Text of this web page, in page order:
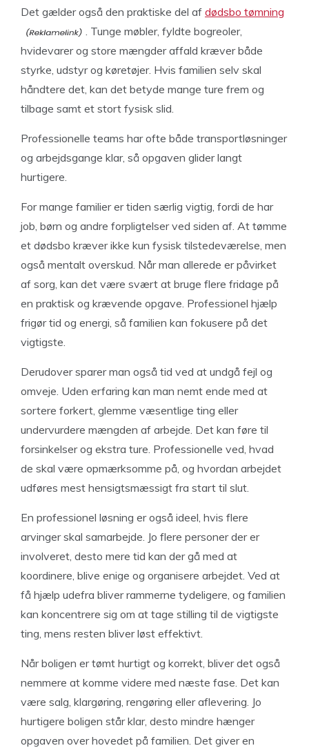
Det gælder også den praktiske del af dødsbo tømning
. Tunge møbler, fyldte bogreoler,
hvidevarer og store mængder affald kræver både
styrke, udstyr og køretøjer. Hvis familien selv skal
håndtere det, kan det betyde mange ture frem og
tilbage samt et stort fysisk slid.
Professionelle teams har ofte både transportløsninger
og arbejdsgange klar, så opgaven glider langt
hurtigere.
For mange familier er tiden særlig vigtig, fordi de har
job, børn og andre forpligtelser ved siden af. At tømme
et dødsbo kræver ikke kun fysisk tilstedeværelse, men
også mentalt overskud. Når man allerede er påvirket
af sorg, kan det være svært at bruge flere fridage på
en praktisk og krævende opgave. Professionel hjælp
frigør tid og energi, så familien kan fokusere på det
vigtigste.
Derudover sparer man også tid ved at undgå fejl og
omveje. Uden erfaring kan man nemt ende med at
sortere forkert, glemme væsentlige ting eller
undervurdere mængden af arbejde. Det kan føre til
forsinkelser og ekstra ture. Professionelle ved, hvad
de skal være opmærksomme på, og hvordan arbejdet
udføres mest hensigtsmæssigt fra start til slut.
En professionel løsning er også ideel, hvis flere
arvinger skal samarbejde. Jo flere personer der er
involveret, desto mere tid kan der gå med at
koordinere, blive enige og organisere arbejdet. Ved at
få hjælp udefra bliver rammerne tydeligere, og familien
kan koncentrere sig om at tage stilling til de vigtigste
ting, mens resten bliver løst effektivt.
Når boligen er tømt hurtigt og korrekt, bliver det også
nemmere at komme videre med næste fase. Det kan
være salg, klargøring, rengøring eller aflevering. Jo
hurtigere boligen står klar, desto mindre hænger
opgaven over hovedet på familien. Det giver en